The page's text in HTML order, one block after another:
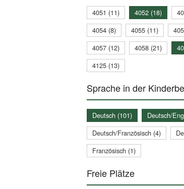
4051 (11) 4052 (18)
4054 (8)
4055 (11)
4057 (12)
4058 (21)
4125 (13)
Sprache in der
Deutsch (101)
Deutsch/
Deutsch/Französisch (4)
Französisch (1)
Freie Plätze